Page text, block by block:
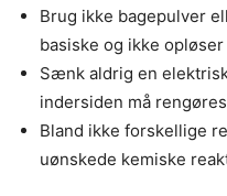
Brug ikke bagepulver
basiske og ikke opløser
Sænk aldrig en
indersiden må
Bland ikke forskellige
uønskede kemiske